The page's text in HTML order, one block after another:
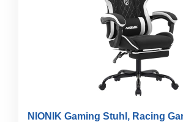
NIONIK Gaming Stuhl, Racing